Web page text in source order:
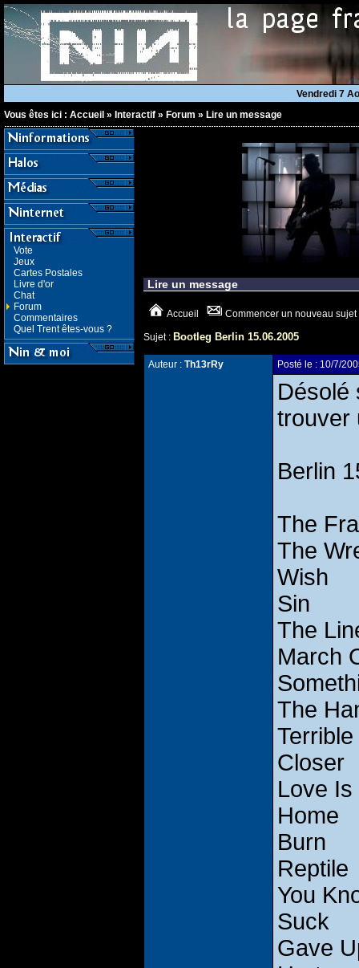
Vendredi 7
Vous êtes ici : Accueil » Interactif » Forum » Lire un message
Vote
Jeux
Cartes Postales
Livre d'or
Chat
Forum
Commentaires
Quel Trent êtes-vous ?
Lire un message
Accueil Commencer un nouveau sujet
Sujet : Bootleg Berlin 15.06.2005
Auteur : Th13rRy Posté le : 10/7/
Désolé
trouver
Berlin
The
The
Wish
Sin
The
March
The
Closer
Love
Home
Burn
Reptile
You
Suck
Gave